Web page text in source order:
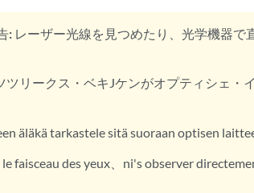
: レーザー光線を見つめたり、光学機器で
ツリークス・ベキJケンがオプティシェ・
äläkä tarkastele sitä suoraan optisen
le faisceau des yeux、ni's observer